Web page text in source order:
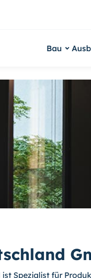
Bau
Spezialist für